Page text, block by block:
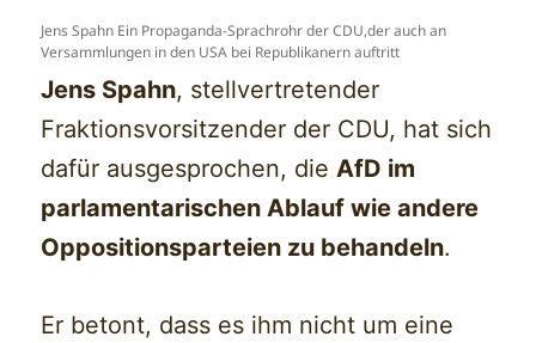
Jens Spahn Ein Propaganda-Sprachrohr der CDU,der auch an
Versammlungen in den USA bei Republikanern auftritt
Jens Spahn, stellvertretender
Fraktionsvorsitzender der CDU, hat sich
dafür ausgesprochen, dieAfD im
parlamentarischen Ablauf wie andere
Oppositionsparteien zu behandeln.
Er betont, dass es ihm nicht um eine